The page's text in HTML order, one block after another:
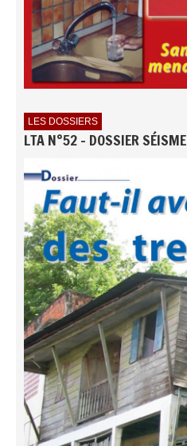
LES DOSSIERS
LTA N°52 - DOSSIER SÉISME